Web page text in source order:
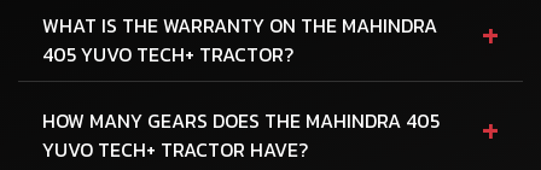
WHAT IS THE WARRANTY ON THE MAHINDRA
405 YUVO TECH+ TRACTOR?
+
HOW MANY GEARS DOES THE MAHINDRA 405
YUVO TECH+ TRACTOR HAVE?
+